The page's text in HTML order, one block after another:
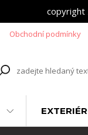
copyright
Obchodní podmínky